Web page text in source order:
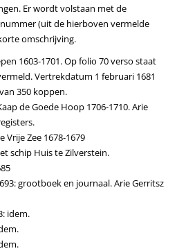
Er wordt volstaan met de
(uit de hierboven vermelde
omschrijving.
1603-1701. Op folio 70 verso staat
Vertrekdatum 1 februari 1681
350 koppen.
de Goede Hoop 1706-1710. Arie
Vrije Zee 1678-1679
schip Huis te Zilverstein.
grootboek en journaal. Arie Gerritsz
idem.